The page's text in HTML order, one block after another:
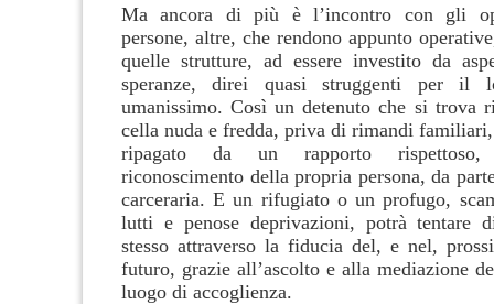
Ma ancora di più è l’incontro con gli
persone, altre, che rendono appunto
quelle strutture, ad essere investito da
speranze, direi quasi struggenti per il
umanissimo. Così un detenuto che si trova
cella nuda e fredda, priva di rimandi
ripagato da un rapporto
riconoscimento della propria persona, da
carceraria. E un rifugiato o un profugo,
lutti e penose deprivazioni, potrà tentare
stesso attraverso la fiducia del, e nel,
futuro, grazie all’ascolto e alla mediazione
luogo di accoglienza.